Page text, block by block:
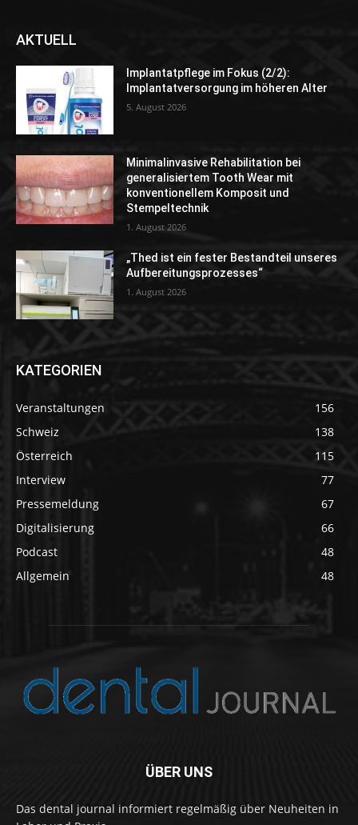
AKTUELL
Implantatpflege im Fokus (2/2):
Implantatversorgung im höheren Alter
5. August 2026
Minimalinvasive Rehabilitation bei
generalisiertem Tooth Wear mit
konventionellem Komposit und
Stempeltechnik
1. August 2026
„Thed ist ein fester Bestandteil unseres
Aufbereitungsprozesses“
1. August 2026
KATEGORIEN
Veranstaltungen
156
Schweiz
138
Österreich
115
Interview
77
Pressemeldung
67
Digitalisierung
66
Podcast
48
Allgemein
48
ÜBER UNS
Das dental journal informiert regelmäßig über Neuheiten in